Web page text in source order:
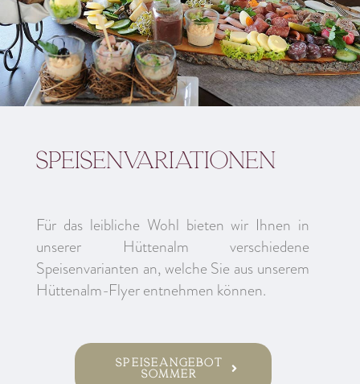
Speisenvariationen
Für das leibliche Wohl bieten wir Ihnen in
unserer Hüttenalm verschiedene
Speisenvarianten an, welche Sie aus unserem
Hüttenalm-Flyer entnehmen können.
Speiseangebot
Sommer